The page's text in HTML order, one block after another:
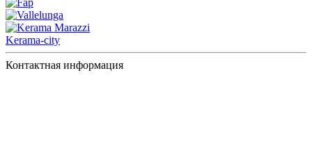
Kerama-city
Контактная информация